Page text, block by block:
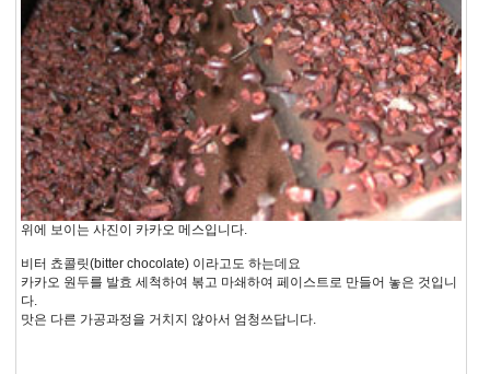
위에 보이는 사진이 카카오 메스입니다.
비터 쵸콜릿(bitter chocolate) 이라고도 하는데요
카카오 원두를 발효 세척하여 볶고 마쇄하여 페이스트로 만들어 놓은 것입니
다.
맛은 다른 가공과정을 거치지 않아서 엄청쓰답니다.